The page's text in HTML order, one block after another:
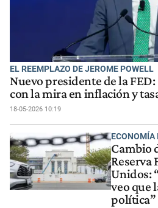
EL REEMPLAZO DE JEROME POWELL
Nuevo presidente de la
con la mira en inflación y
18-05-2026 10:19
Cambio
Reserva
Unidos:
veo que
política”